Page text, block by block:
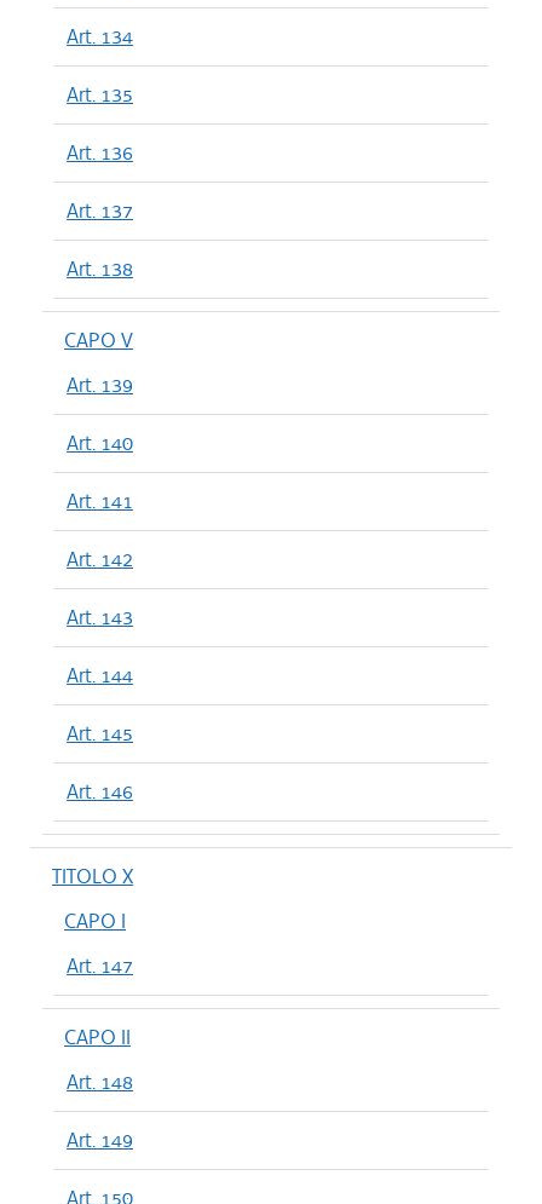
Art. 134
Art. 135
Art. 136
Art. 137
Art. 138
CAPO V
Art. 139
Art. 140
Art. 141
Art. 142
Art. 143
Art. 144
Art. 145
Art. 146
TITOLO X
CAPO I
Art. 147
CAPO II
Art. 148
Art. 149
Art. 150